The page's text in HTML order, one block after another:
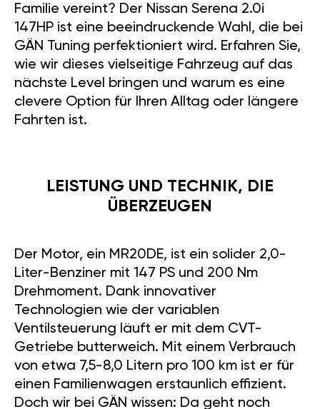
Familie vereint? Der Nissan Serena 2.0i
147HP ist eine beeindruckende Wahl, die bei
GÄN Tuning perfektioniert wird. Erfahren Sie,
wie wir dieses vielseitige Fahrzeug auf das
nächste Level bringen und warum es eine
clevere Option für Ihren Alltag oder längere
Fahrten ist.
LEISTUNG UND TECHNIK, DIE
ÜBERZEUGEN
Der Motor, ein MR20DE, ist ein solider 2,0-
Liter-Benziner mit 147 PS und 200 Nm
Drehmoment. Dank innovativer
Technologien wie der variablen
Ventilsteuerung läuft er mit dem CVT-
Getriebe butterweich. Mit einem Verbrauch
von etwa 7,5-8,0 Litern pro 100 km ist er für
einen Familienwagen erstaunlich effizient.
Doch wir bei GÄN wissen: Da geht noch